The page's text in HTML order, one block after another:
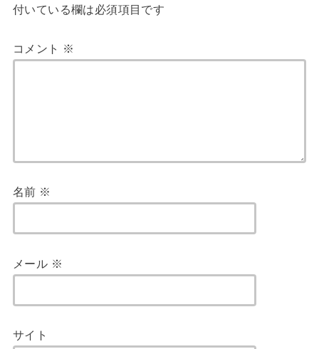
付いている欄は必須項目です
コメント ※
名前 ※
メール ※
サイト